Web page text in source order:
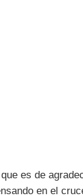
es de
en el